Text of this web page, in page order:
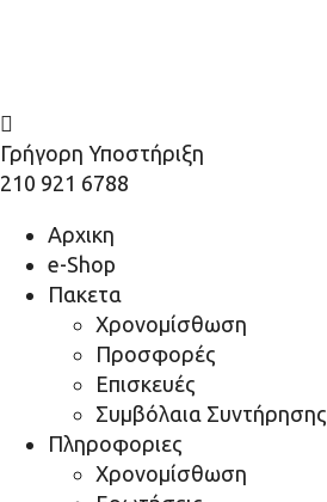
Γρήγορη Υποστήριξη
210 921 6788
Αρχικη
e-Shop
Πακετα
Χρονομίσθωση
Προσφορές
Επισκευές
Συμβόλαια Συντήρησης
Πληροφοριες
Χρονομίσθωση